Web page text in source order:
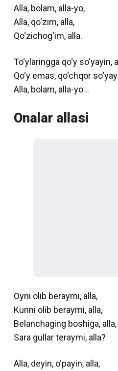
Alla, bolam, alla-yo,
Alla, qo‘zim, alla,
Qo‘zichog‘im, alla.
To‘ylaringga qo‘y so‘yayin,
Qo‘y emas, qo‘chqor
Alla, bolam, alla-yo…
Onalar allasi
Oyni olib beraymi, alla,
Kunni olib beraymi, alla,
Belanchaging boshiga, alla,
Sara gullar teraymi, alla?
Alla, deyin, o‘payin, alla,